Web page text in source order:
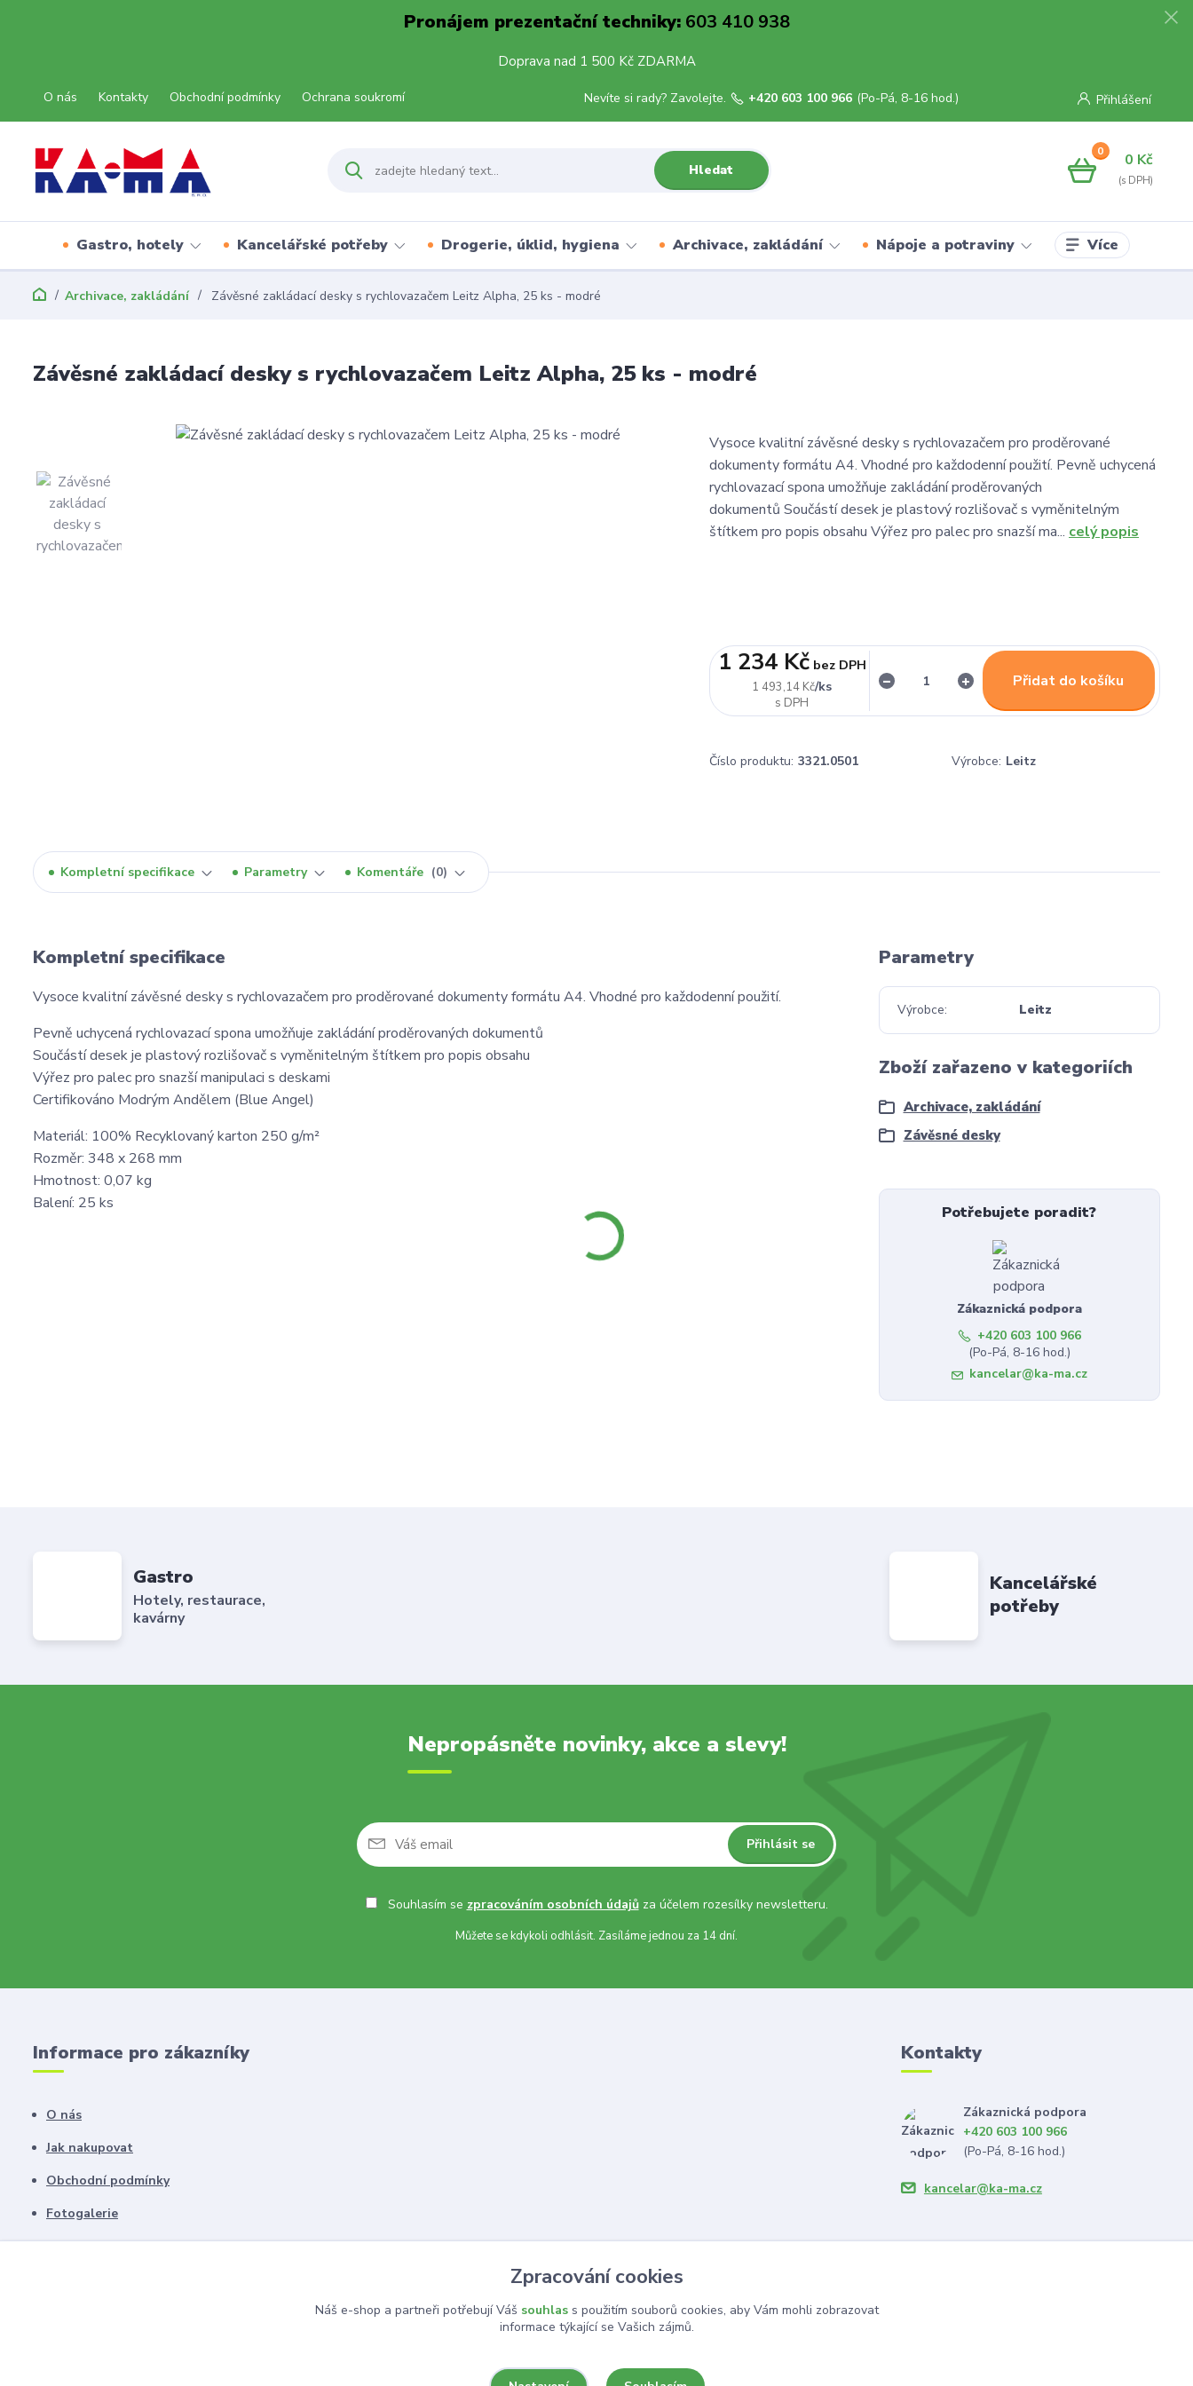
Pronájem prezentační techniky:603 410 938
Doprava nad 1 500 Kč ZDARMA
O nás Kontakty Obchodní podmínky Ochrana soukromí Přihlášení
Hledat
Nevíte si rady? Zavolejte. +420 603 100 966 (Po-Pá, 8-16 hod.)
0 0 Kč
Gastro, hotely Kancelářské potřeby Drogerie, úklid, hygiena Archivace, zakládání Nápoje a potraviny Více
Archivace, zakládání Závěsné zakládací desky s rychlovazačem Leitz Alpha, 25 ks - modré
Závěsné zakládací desky s rychlovazačem Leitz Alpha, 25 ks - modré
Vysoce kvalitní závěsné desky s rychlovazačem pro proděrované
dokumenty formátu A4. Vhodné pro každodenní použití. Pevně uchycená
rychlovazací spona umožňuje zakládání proděrovaných
dokumentů Součástí desek je plastový rozlišovač s vyměnitelným
štítkem pro popis obsahu Výřez pro palec pro snazší ma... celý popis
1 493,14 Kč/ks
1 234 Kč bez DPH
Přidat do košíku
Číslo produktu: 3321.0501 Výrobce: Leitz
Kompletní specifikace Parametry Komentáře 0
Kompletní specifikace
Vysoce kvalitní závěsné desky s rychlovazačem pro proděrované dokumenty formátu A4. Vhodné pro každodenní použití.
Pevně uchycená rychlovazací spona umožňuje zakládání proděrovaných dokumentů
Součástí desek je plastový rozlišovač s vyměnitelným štítkem pro popis obsahu
Výřez pro palec pro snazší manipulaci s deskami
Certifikováno Modrým Andělem (Blue Angel)
Materiál: 100% Recyklovaný karton 250 g/m²
Rozměr: 348 x 268 mm
Hmotnost: 0,07 kg
Balení: 25 ks
Parametry
Výrobce Leitz
Zboží zařazeno v kategoriích
Archivace, zakládání
Závěsné desky
Potřebujete poradit?
Zákaznická podpora
+420 603 100 966
(Po-Pá, 8-16 hod.)
kancelar@ka-ma.cz
Gastro
Hotely, restaurace,
kavárny
Kancelářské
potřeby
Nepropásněte novinky, akce a slevy!
Přihlásit se
Souhlasím se zpracováním osobních údajůza účelem rozesílky newsletteru.
Můžete se kdykoli odhlásit. Zasíláme jednou za 14 dní.
Informace pro zákazníky
O nás
Jak nakupovat
Obchodní podmínky
Fotogalerie
Kontakty
Kontakty
Zákaznická podpora
+420 603 100 966
(Po-Pá, 8-16 hod.)
kancelar@ka-ma.cz
Zpracování cookies
Náš e-shop a partneři potřebují Váš souhlass použitím souborů cookies, aby Vám mohli zobrazovat
informace týkající se Vašich zájmů.